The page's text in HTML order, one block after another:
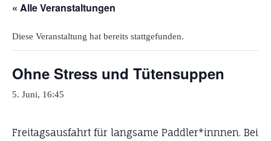
« Alle Veranstaltungen
Diese Veranstaltung hat bereits stattgefunden.
Ohne Stress und Tütensuppen
5. Juni, 16:45
Freitagsausfahrt für langsame Paddler*innnen. Bei